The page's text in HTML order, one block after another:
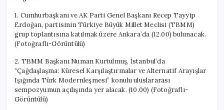
1. Cumhurbaşkanı ve AK Parti Genel Başkanı Recep Tayyip
Erdoğan, partisinin Türkiye Büyük Millet Meclisi (TBMM)
grup toplantısına katılmak üzere Ankara’da (12.00) bulunacak.
(Fotoğraflı-Görüntülü)
2. TBMM Başkanı Numan Kurtulmuş, İstanbul’da
“Çağdaşlaşma: Küresel Karşılaştırmalar ve Alternatif Arayışlar
Işığında Türk Modernleşmesi” konulu uluslararası
sempozyumun açılışında yer alacak. (10.00) (Fotoğraflı-
Görüntülü)